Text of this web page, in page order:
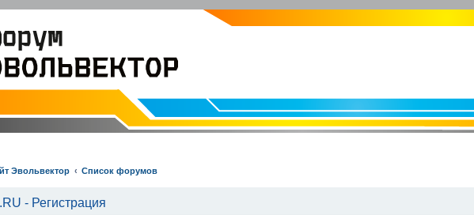
Эвольвектор Список форумов
- Регистрация